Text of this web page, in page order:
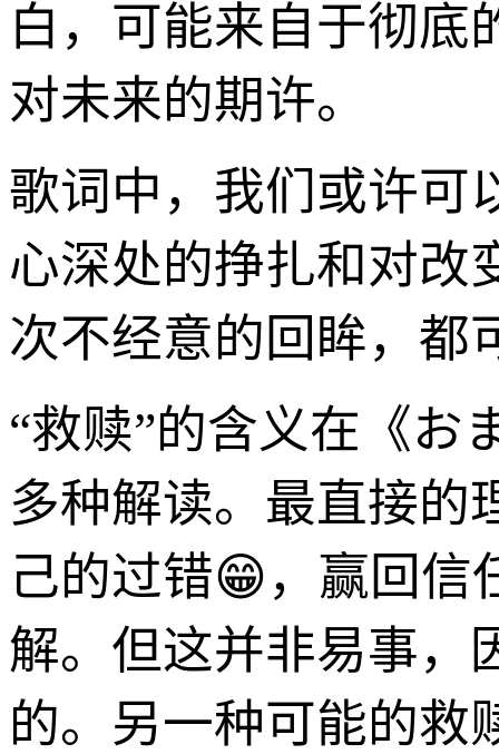
白，可能来自于彻底
对未来的期许。
歌词中，我们或许可
心深处的挣扎和对改
次不经意的回眸，都
“救赎”的含义在《お
多种解读。最直接的
己的过错😁，赢回信
解。但这并非易事，
的。另一种可能的